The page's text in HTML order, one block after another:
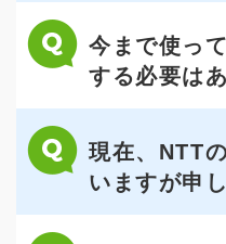
今まで使っ
する必要は
現在、NTT
いますが申